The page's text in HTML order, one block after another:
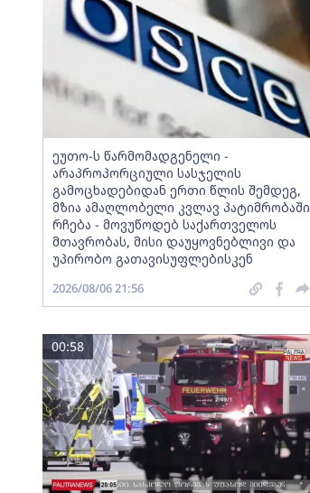
ეუთო-ს წარმომადგენელი -
არაპროპორციული სასჯელის
გამოცხადებიდან ერთი წლის შემდეგ,
მზია ამაღლობელი კვლავ პატიმრობაში
რჩება - მოვუწოდებ საქართველოს
მთავრობას, მისი დაუყოვნებლივი და
უპირობო გათავისუფლებისკენ
2026/08/06 21:56
00:58